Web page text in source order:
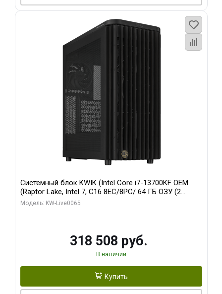
Системный блок KWIK (Intel Core i7-13700KF OEM
(Raptor Lake, Intel 7, C16 8EC/8PC/ 64 ГБ ОЗУ (2
модуля)/ ASUS RTX5080 PROART OC 16GB GDDR7
Модель: KW-Live0065
318 508 руб.
В наличии
Купить